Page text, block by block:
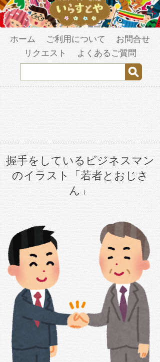
ホーム ご利用について
お問合せ
リクエスト
よくあるご質問
握手をしているビジネスマン
のイラスト「若者とおじさ
ん」